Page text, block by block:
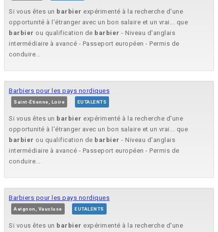
Si vous êtes un barbier expérimenté à la recherche d'une
opportunité à l'étranger avec un bon salaire et un vrai... que
barbier ou qualification de barbier - Niveau d'anglais
intermédiaire à avancé - Passeport européen - Permis de
conduire...
Barbiers pour les pays nordiques
Saint-Étienne, Loire EUTALENTS
Si vous êtes un barbier expérimenté à la recherche d'une
opportunité à l'étranger avec un bon salaire et un vrai... que
barbier ou qualification de barbier - Niveau d'anglais
intermédiaire à avancé - Passeport européen - Permis de
conduire...
Barbiers pour les pays nordiques
Avignon, Vaucluse EUTALENTS
Si vous êtes un barbier expérimenté à la recherche d'une